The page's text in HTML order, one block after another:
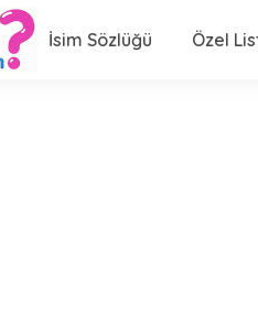
İsim Sözlüğü Özel